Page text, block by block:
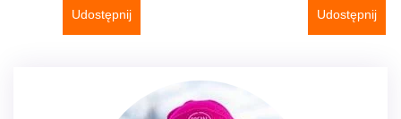
Udostępnij Udostępnij